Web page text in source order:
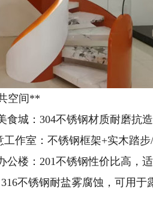
空间**
城：304不锈钢材质耐磨抗
作室：不锈钢框架+实木踏步
楼：201不锈钢性价比高，
不锈钢耐盐雾腐蚀，可用于